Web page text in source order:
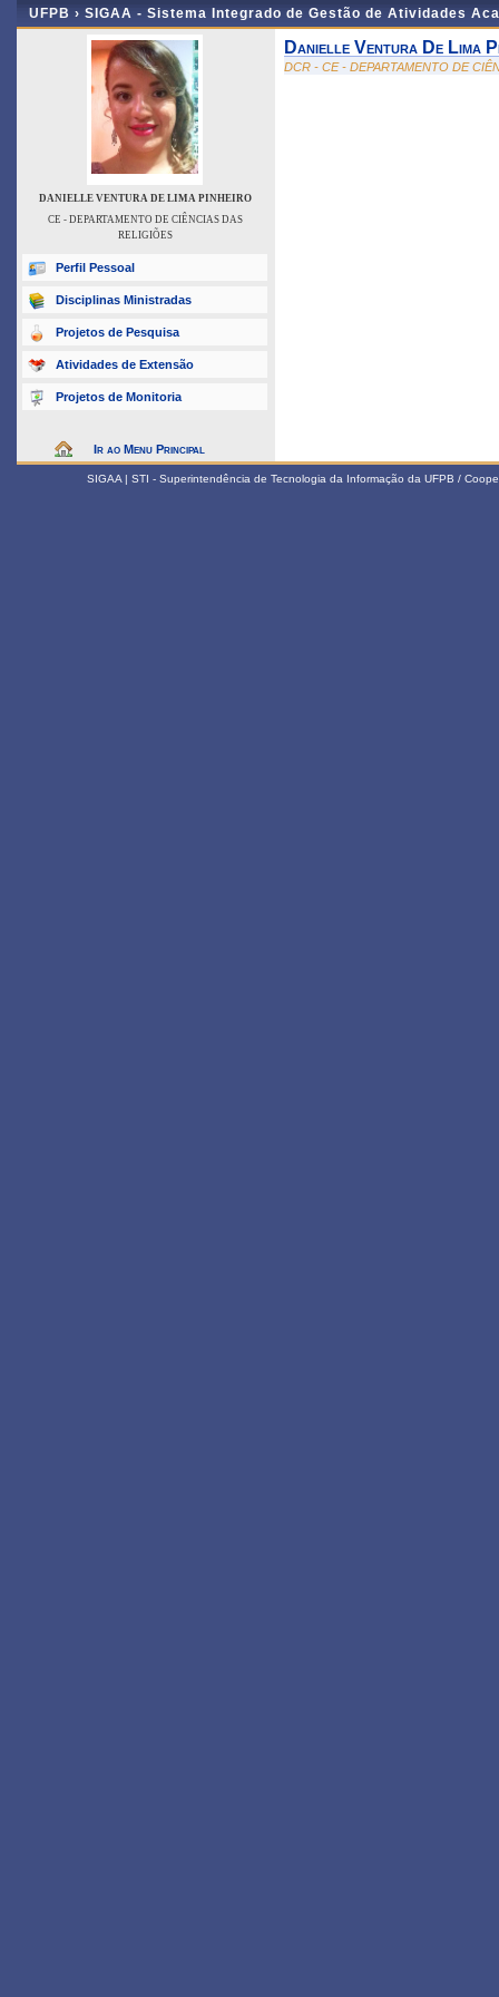
UFPB › SIGAA - Sistema Integrado de Gestão de Atividades
DANIELLE VENTURA DE LIMA PINHEIRO
CE - DEPARTAMENTO DE CIÊNCIAS DAS
RELIGIÕES
Perfil Pessoal
Disciplinas Ministradas
Projetos de Pesquisa
Atividades de Extensão
Projetos de Monitoria
Ir ao Menu Principal
Danielle Ventura De Lima
DCR - CE - DEPARTAMENTO DE
SIGAA | STI - Superintendência de Tecnologia da Informação da UFPB /